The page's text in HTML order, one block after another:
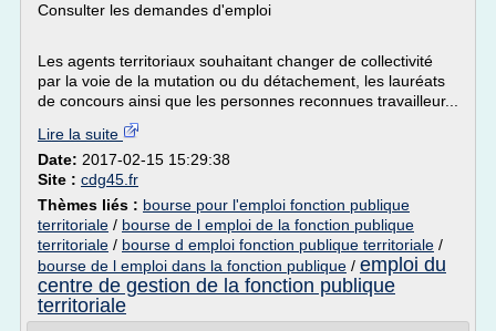
Consulter les demandes d'emploi
Les agents territoriaux souhaitant changer de collectivité
par la voie de la mutation ou du détachement, les lauréats
de concours ainsi que les personnes reconnues travailleur...
Lire la suite
Date: 2017-02-15 15:29:38
Site : cdg45.fr
Thèmes liés : bourse pour l'emploi fonction publique
territoriale / bourse de l emploi de la fonction publique
territoriale / bourse d emploi fonction publique territoriale /
bourse de l emploi dans la fonction publique / emploi du
centre de gestion de la fonction publique
territoriale